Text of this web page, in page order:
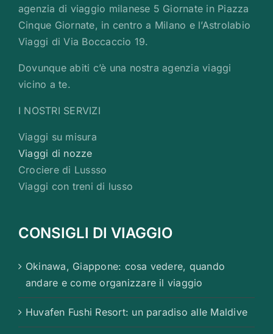
agenzia di viaggio milanese 5 Giornate in Piazza
Cinque Giornate, in centro a Milano e l’Astrolabio
Viaggi di Via Boccaccio 19.
Dovunque abiti c’è una nostra agenzia viaggi
vicino a te.
I NOSTRI SERVIZI
Viaggi su misura
Viaggi di nozze
Crociere di Lussso
Viaggi con treni di lusso
CONSIGLI DI VIAGGIO
Okinawa, Giappone: cosa vedere, quando
andare e come organizzare il viaggio
Huvafen Fushi Resort: un paradiso alle Maldive